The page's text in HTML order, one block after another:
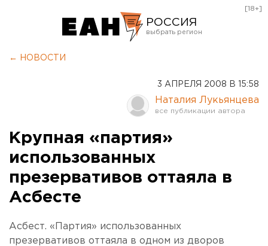
РОССИЯ
Оренбург
[18+]
← НОВОСТИ
3 АПРЕЛЯ 2008 В 15:58
Наталия Лукьянцева
Крупная «партия»
использованных
презервативов оттаяла в
Асбесте
Асбест. «Партия» использованных
презервативов оттаяла в одном из дворов